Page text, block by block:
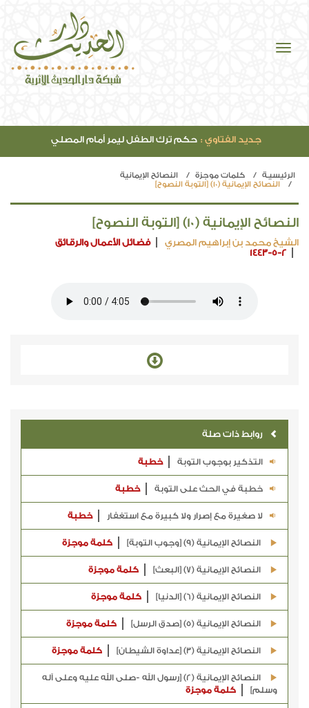
جديد الفتاوي : حكم ترك الطفل ليمر أمام المصلي
الرئيسيـة كلمات موجزة
النصائح الإيمانية
النصائح الإيمانية (10) [التوبة النصوح]
النصائح الإيمانية (10) [التوبة النصوح]
الشيخ محمد بن إبراهيم المصري
فضائل الأعمال والرقائق
1443-5-2
روابط ذات صلة
التذكير بوجوب التوبة خطبة
خطبة في الحث على التوبة خطبة
لا صغيرة مع إصرار ولا كبيرة مع استغفار خطبة
النصائح الإيمانية (9) [وجوب التوبة] كلمة موجزة
النصائح الإيمانية (7) [البعث] كلمة موجزة
النصائح الإيمانية (6) [الدنيا] كلمة موجزة
النصائح الإيمانية (5) [صدق الرسل] كلمة موجزة
النصائح الإيمانية (3) [عداوة الشيطان] كلمة موجزة
النصائح الإيمانية (2) [رسول الله -صلى الله عليه وعلى آله
وسلم]
كلمة موجزة